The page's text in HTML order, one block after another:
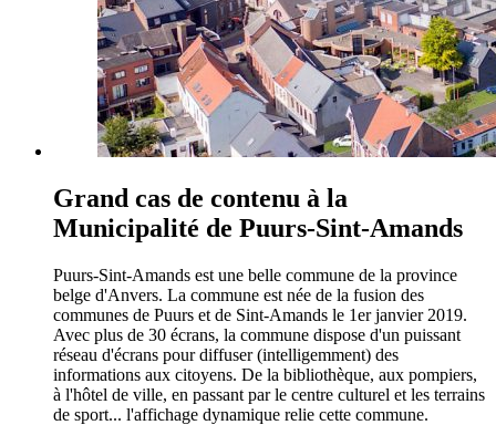
Grand cas de contenu à la
Municipalité de Puurs-Sint-Amands
Puurs-Sint-Amands est une belle commune de la province
belge d'Anvers. La commune est née de la fusion des
communes de Puurs et de Sint-Amands le 1er janvier 2019.
Avec plus de 30 écrans, la commune dispose d'un puissant
réseau d'écrans pour diffuser (intelligemment) des
informations aux citoyens. De la bibliothèque, aux pompiers,
à l'hôtel de ville, en passant par le centre culturel et les terrains
de sport... l'affichage dynamique relie cette commune.